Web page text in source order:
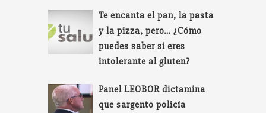
Te encanta el pan, la pasta
y la pizza, pero… ¿Cómo
puedes saber si eres
intolerante al gluten?
Panel LEOBOR dictamina
que sargento policía